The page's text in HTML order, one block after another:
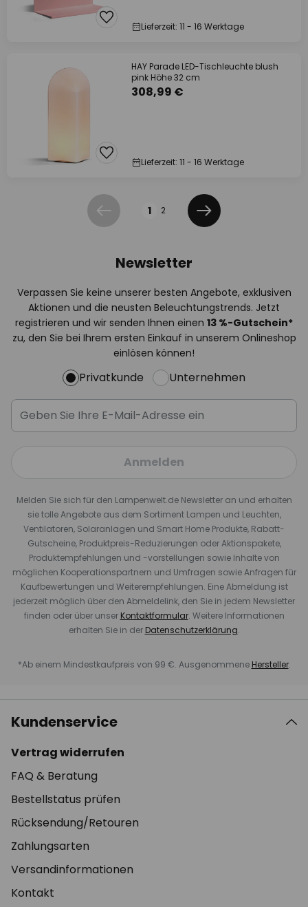
Lieferzeit: 11 - 16 Werktage
HAY Parade LED-Tischleuchte blush
pink Höhe 32 cm
308,99 €
Lieferzeit: 11 - 16 Werktage
Zurück 1 2
Weiter
Newsletter
Verpassen Sie keine unserer besten Angebote, exklusiven
Aktionen und die neusten Beleuchtungstrends. Jetzt
registrieren und wir senden Ihnen einen 13 %-Gutschein*
zu, den Sie bei Ihrem ersten Einkauf in unserem Onlineshop
einlösen können!
Privatkunde Unternehmen
Anmelden
Melden Sie sich für den Lampenwelt.de Newsletter an und erhalten
sie tolle Angebote aus dem Sortiment Lampen und Leuchten,
Ventilatoren, Solaranlagen und Smart Home Produkte, Rabatt-
Gutscheine, Produktpreis-Reduzierungen oder Aktionspakete,
Produktempfehlungen und -vorstellungen sowie Inhalte von
möglichen Kooperationspartnern und Umfragen sowie Anfragen für
Kaufbewertungen und Weiterempfehlungen. Eine Abmeldung ist
jederzeit möglich über den Abmeldelink, den Sie in jedem Newsletter
finden oder über unser Kontaktformular. Weitere Informationen
erhalten Sie in der Datenschutzerklärung.
*Ab einem Mindestkaufpreis von 99 €. Ausgenommene Hersteller.
Kundenservice
Vertrag widerrufen
FAQ & Beratung
Bestellstatus prüfen
Rücksendung/Retouren
Zahlungsarten
Versandinformationen
Kontakt